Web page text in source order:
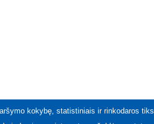
kokybę, statistiniais ir rinkodaros